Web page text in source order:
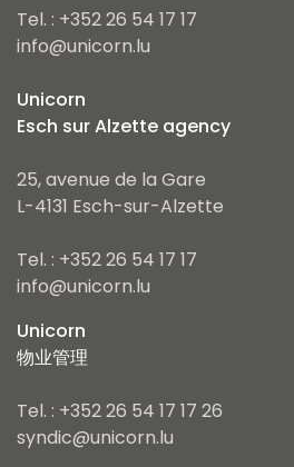
Tel. : +352 26 54 17 17
info@unicorn.lu
Unicorn
Esch sur Alzette agency
25, avenue de la Gare
L-4131 Esch-sur-Alzette
Tel. : +352 26 54 17 17
info@unicorn.lu
Unicorn
物业管理
Tel. : +352 26 54 17 17 26
syndic@unicorn.lu